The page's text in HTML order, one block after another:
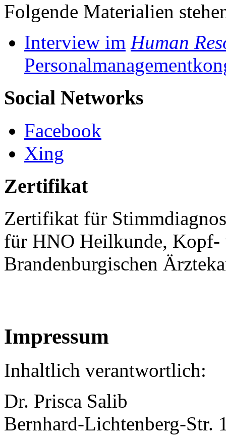
Folgende Materialien
Interview im Human
Social Networks
Facebook
Xing
Zertifikat
Zertifikat für
für HNO Heilkunde, Kopf-
Brandenburgischen
Impressum
Inhaltlich verantwortlich:
Dr. Prisca Salib
Bernhard-Lichtenberg-Str.